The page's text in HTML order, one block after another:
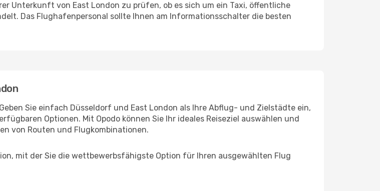
Unterkunft von East London zu prüfen, ob es sich um ein Taxi, öffentliche
Das Flughafenpersonal sollte Ihnen am Informationsschalter die besten
Sie einfach Düsseldorf und East London als Ihre Abflug- und Zielstädte ein,
Optionen. Mit Opodo können Sie Ihr ideales Reiseziel auswählen und
von Routen und Flugkombinationen.
mit der Sie die wettbewerbsfähigste Option für Ihren ausgewählten Flug